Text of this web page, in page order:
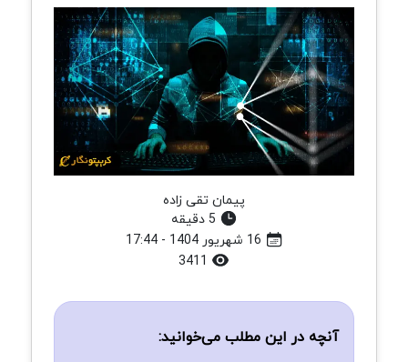
پیمان تقی زاده
آنچه در این مطلب می‌خوانید: